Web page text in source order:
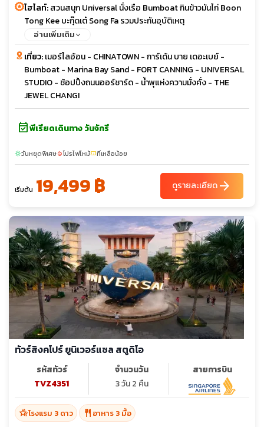
ไฮไลท์:สวนสนุก Universal นั่งเรือ Bumboat กินข้าวมันไก่ Boon
Tong Kee บะกุ๊ดเต๋ Song Fa รวมประกันอุบัติเหตุ
อ่านเพิ่มเติม
เที่ยว:เมอร์ไลอ้อน - CHINATOWN - การ์เด้น บาย เดอะเบย์ -
Bumboat - Marina Bay Sand - FORT CANNING - UNIVERSAL
STUDIO - ช้อปปิ้งถนนออร์ชาร์ด - น้ำพุแห่งความมั่งคั่ง - THE
JEWEL CHANGI
event_availableพีเรียดเดินทาง วันจักรี
sunnyวันหยุดพิเศษlocal_fire_departmentโปรไฟไหม้confirmation_numberที่เหลือน้อย
เริ่มต้น 19,499 ฿ ดูรายละเอียดarrow_forward
ทัวร์สิงคโปร์ ยูนิเวอร์แซล สตูดิโอ
รหัสทัวร์
TVZ4351
จำนวนวัน
3 วัน 2 คืน
สายการบิน
hotel_classโรงแรม 3 ดาว restaurant อาหาร 3 มื้อ